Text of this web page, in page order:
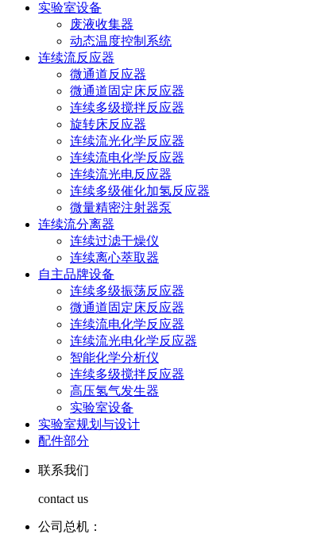
实验室设备
废液收集器
动态温度控制系统
连续流反应器
微通道反应器
微通道固定床反应器
连续多级搅拌反应器
旋转床反应器
连续流光化学反应器
连续流电化学反应器
连续流光电反应器
连续多级催化加氢反应器
微量精密注射器泵
连续流分离器
连续过滤干燥仪
连续离心萃取器
自主品牌设备
连续多级振荡反应器
微通道固定床反应器
连续流电化学反应器
连续流光电化学反应器
智能化学分析仪
连续多级搅拌反应器
高压氢气发生器
实验室设备
实验室规划与设计
配件部分
联系我们
contact us
公司总机：